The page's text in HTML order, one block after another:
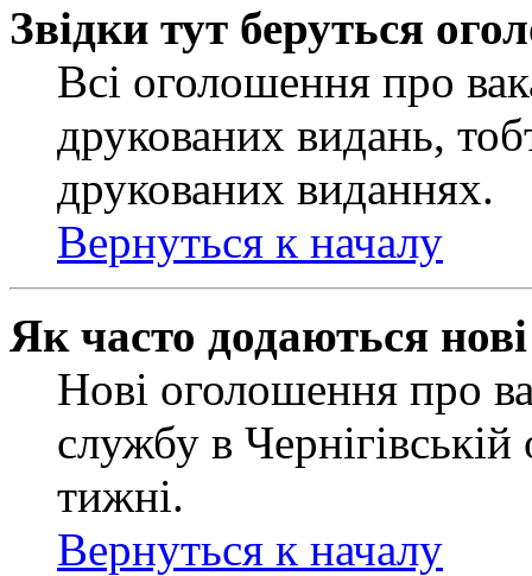
Звідки тут беруться
Всі оголошення про
друкованих видань,
друкованих виданнях.
Вернуться к началу
Як часто додаються
Нові оголошення про
службу в
тижні.
Вернуться к началу